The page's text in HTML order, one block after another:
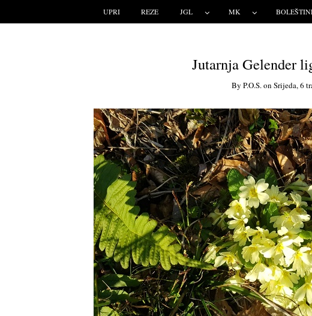
UPRI REZE JGL MK
Jutarnja Gelender
ByP.o.s.onSrijeda, 6